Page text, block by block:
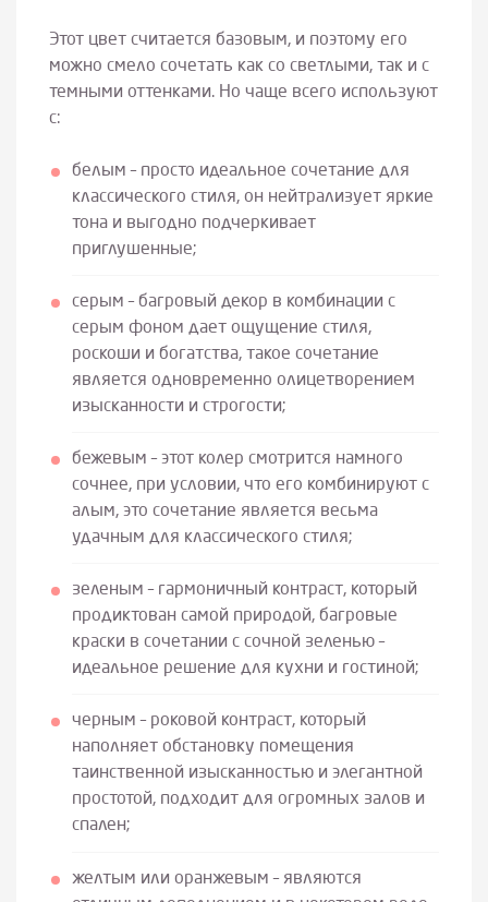
Этот цвет считается базовым, и поэтому его
можно смело сочетать как со светлыми, так и с
темными оттенками. Но чаще всего используют
с:
белым – просто идеальное сочетание для
классического стиля, он нейтрализует яркие
тона и выгодно подчеркивает
приглушенные;
серым – багровый декор в комбинации с
серым фоном дает ощущение стиля,
роскоши и богатства, такое сочетание
является одновременно олицетворением
изысканности и строгости;
бежевым – этот колер смотрится намного
сочнее, при условии, что его комбинируют с
алым, это сочетание является весьма
удачным для классического стиля;
зеленым – гармоничный контраст, который
продиктован самой природой, багровые
краски в сочетании с сочной зеленью –
идеальное решение для кухни и гостиной;
черным – роковой контраст, который
наполняет обстановку помещения
таинственной изысканностью и элегантной
простотой, подходит для огромных залов и
спален;
желтым или оранжевым – являются